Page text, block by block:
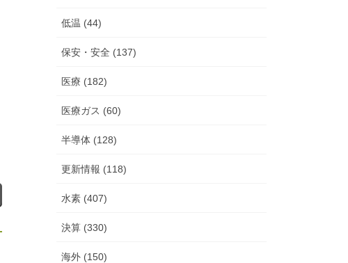
低温 (44)
保安・安全 (137)
医療 (182)
医療ガス (60)
半導体 (128)
更新情報 (118)
水素 (407)
決算 (330)
海外 (150)